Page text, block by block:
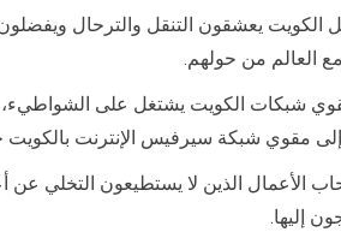
الكويت يعشقون التنقل والترحال
العالم من حولهم.
شبكات الكويت يشتغل على الشواطيء،
مقوي شبكة سيرفيس الإنترنت بالكويت
الأعمال الذين لا يستطيعون التخلي عن
إليها.